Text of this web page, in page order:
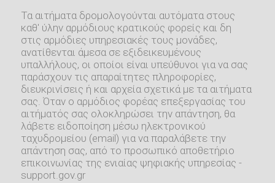
Τα αιτήματα δρομολογούνται αυτόματα στους
καθ' ύλην αρμόδιους κρατικούς φορείς και δη
στις αρμόδιες υπηρεσιακές τους μονάδες,
ανατίθενται άμεσα σε εξιδεικευμένους
υπαλλήλους, οι οποίοι είναι υπεύθυνοι για να σας
παράσχουν τις απαραίτητες πληροφορίες,
διευκρινίσεις ή και αρχεία σχετικά με τα αιτήματα
σας. Όταν ο αρμόδιος φορέας επεξεργασίας του
αιτήματός σας ολοκληρώσει την απάντηση, θα
λάβετε ειδοποίηση μέσω ηλεκτρονικού
ταχυδρομείου (email) για να παραλάβετε την
απάντηση σας, από το προσωπικό αποθετήριο
επικοινωνίας της ενιαίας ψηφιακής υπηρεσίας -
support.gov.gr